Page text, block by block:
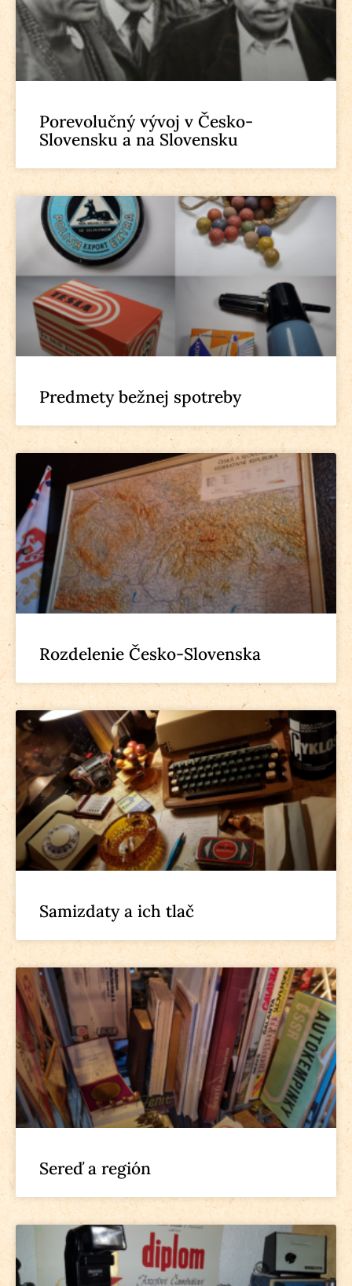
Porevolučný vývoj v Česko-
Slovensku a na Slovensku
Predmety bežnej spotreby
Rozdelenie Česko-Slovenska
Samizdaty a ich tlač
Sereď a región